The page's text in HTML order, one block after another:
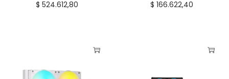
$ 524.612,80
$ 166.622,40